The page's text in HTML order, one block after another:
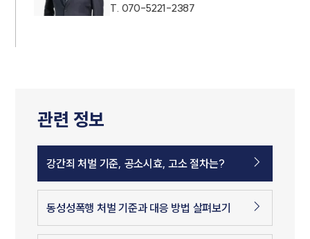
T. 070-5221-2387
관련 정보
강간죄 처벌 기준, 공소시효, 고소 절차는?
동성성폭행 처벌 기준과 대응 방법 살펴보기